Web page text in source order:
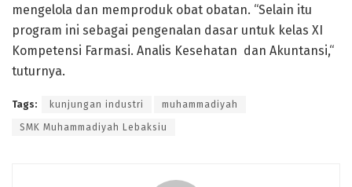
mengelola dan memproduk obat obatan. “Selain itu
program ini sebagai pengenalan dasar untuk kelas XI
Kompetensi Farmasi. Analis Kesehatan dan Akuntansi,“
tuturnya.
Tags: kunjungan industri muhammadiyah
SMK Muhammadiyah Lebaksiu